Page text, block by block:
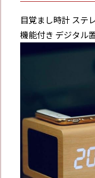
目覚まし時計 ステ
機能付き デジタル